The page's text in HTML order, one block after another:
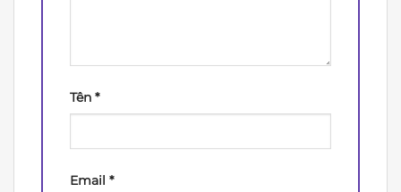
Tên *
Email *